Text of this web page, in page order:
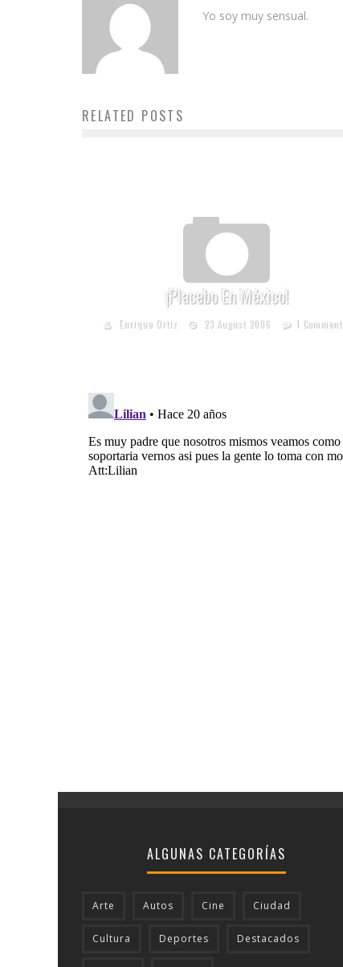
Yo soy muy sensual.
RELATED POSTS
¡Placebo En México!
Enrique Ortiz 23 August 2006 1 Comment
ALGUNAS CATEGORÍAS
Arte Autos Cine Ciudad
Cultura Deportes Destacados